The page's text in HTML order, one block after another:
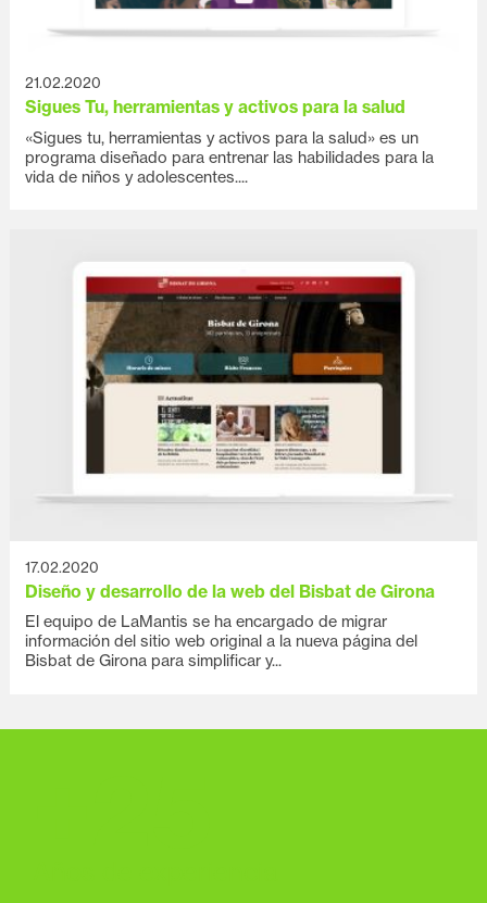
21.02.2020
Sigues Tu, herramientas y activos para la salud
«Sigues tu, herramientas y activos para la salud» es un
programa diseñado para entrenar las habilidades para la
vida de niños y adolescentes....
17.02.2020
Diseño y desarrollo de la web del Bisbat de Girona
El equipo de LaMantis se ha encargado de migrar
información del sitio web original a la nueva página del
Bisbat de Girona para simplificar y...